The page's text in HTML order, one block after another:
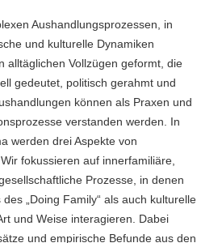
Aushandlungsprozessen, in
und kulturelle Dynamiken
alltäglichen Vollzügen geformt, die
gedeutet, politisch gerahmt und
können als Praxen und
verstanden werden. In
werden drei Aspekte von
fokussieren auf innerfamiliäre,
Prozesse, in denen
„Doing Family“ als auch kulturelle
und Weise interagieren. Dabei
und empirische Befunde aus den